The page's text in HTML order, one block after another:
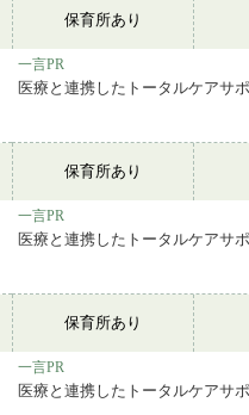
保育所あり
一言PR
医療と連携したトータルケアサ
保育所あり
一言PR
医療と連携したトータルケアサ
保育所あり
一言PR
医療と連携したトータルケアサ